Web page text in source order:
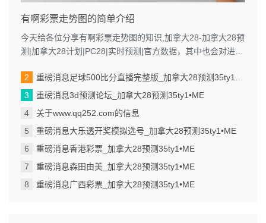
有啊彩票走势图的简单介绍
今天给各位分享有啊彩票走势图的知识,加拿大28-加拿大28预
测|加拿大28计划|PC28|实时预测|官方数据，其中也会对进行
重磅消息足球500比分直播完整版_加拿大28预测35ty1 •ME
重磅消息3d预测论坛_加拿大28预测35ty1 •ME
关于www.qq252.com的信息
重磅消息大乐透开奖模拟选号_加拿大28预测35ty1 •ME
重磅消息香港彩票_加拿大28预测35ty1 •ME
重磅消息森田由美_加拿大28预测35ty1 •ME
重磅消息广西彩票_加拿大28预测35ty1 •ME